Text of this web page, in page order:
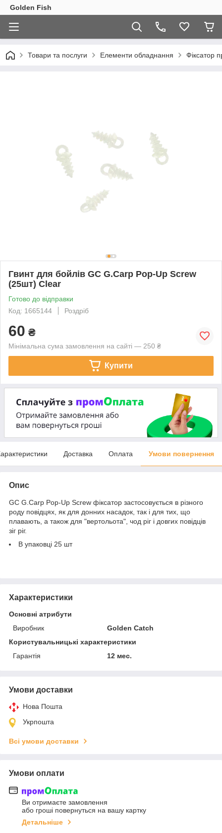
Golden Fish
Товари та послуги Елементи обладнання Фіксатор
Гвинт для бойлів GC G.Carp Pop-Up Screw
(25шт) Clear
Готово до відправки
Код: 1665144
Роздріб
60 ₴
Мінімальна сума замовлення на сайті — 250 ₴
Купити
Доставка Оплата Умови повернення
Опис
GC G.Carp Pop-Up Screw фіксатор застосовується в різного
роду повідцях, як для донних насадок, так і для тих, що
плавають, а також для "вертольота", чод ріг і довгих повідців
зіг ріг.
В упаковці 25 шт
Характеристики
Основні атрибути
Виробник
Golden Catch
Користувальницькі характеристики
Гарантія
12 мес.
Умови доставки
Нова Пошта
Укрпошта
Всі умови доставки
Умови оплати
Ви отримаєте замовлення
або гроші повернуться на вашу картку
Детальніше